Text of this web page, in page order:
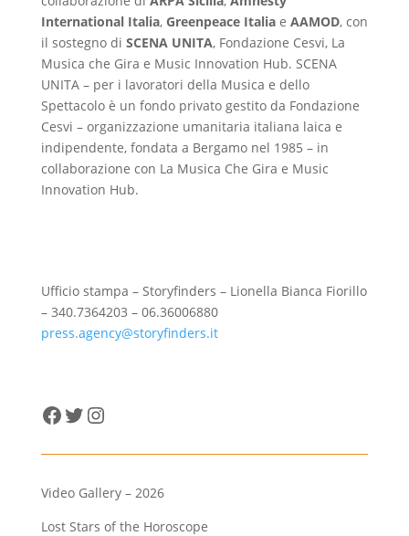
International Italia, Greenpeace Italiae AAMOD, con
il sostegno di SCENA UNITA, Fondazione Cesvi, La
Musica che Gira e Music Innovation Hub. SCENA
UNITA – per i lavoratori della Musica e dello
Spettacolo è un fondo privato gestito da Fondazione
Cesvi – organizzazione umanitaria italiana laica e
indipendente, fondata a Bergamo nel 1985 – in
collaborazione con La Musica Che Gira e Music
Innovation Hub.
Ufficio stampa – Storyfinders – Lionella Bianca Fiorillo
– 340.7364203 – 06.36006880
press.agency@storyfinders.it
Facebook
Twitter
Instagram
Video Gallery – 2026
Lost Stars of the Horoscope